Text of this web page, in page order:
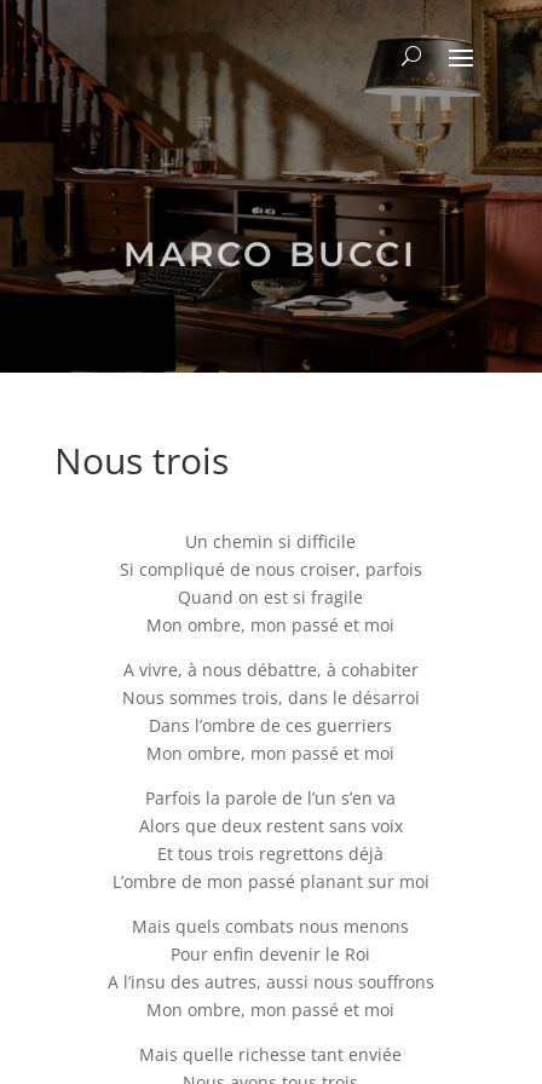
MARCO BUCCI
Nous trois
Un chemin si difficile
Si compliqué de nous croiser, parfois
Quand on est si fragile
Mon ombre, mon passé et moi
A vivre, à nous débattre, à cohabiter
Nous sommes trois, dans le désarroi
Dans l’ombre de ces guerriers
Mon ombre, mon passé et moi
Parfois la parole de l’un s’en va
Alors que deux restent sans voix
Et tous trois regrettons déjà
L’ombre de mon passé planant sur moi
Mais quels combats nous menons
Pour enfin devenir le Roi
A l’insu des autres, aussi nous souffrons
Mon ombre, mon passé et moi
Mais quelle richesse tant enviée